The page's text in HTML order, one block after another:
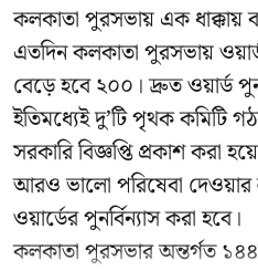
কলকাতা পুরসভায় এক ধাক্কায়
এতদিন কলকাতা পুরসভায়
বেড়ে হবে ২০০। দ্রুত ওয়ার্ড
ইতিমধ্যেই দু’টি পৃথক কমিটি
সরকারি বিজ্ঞপ্তি প্রকাশ করা
আরও ভালো পরিষেবা দেওয়ার
ওয়ার্ডের পুনর্বিন্যাস করা হবে।
কলকাতা পুরসভার অন্তর্গত